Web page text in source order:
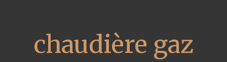
chaudière gaz